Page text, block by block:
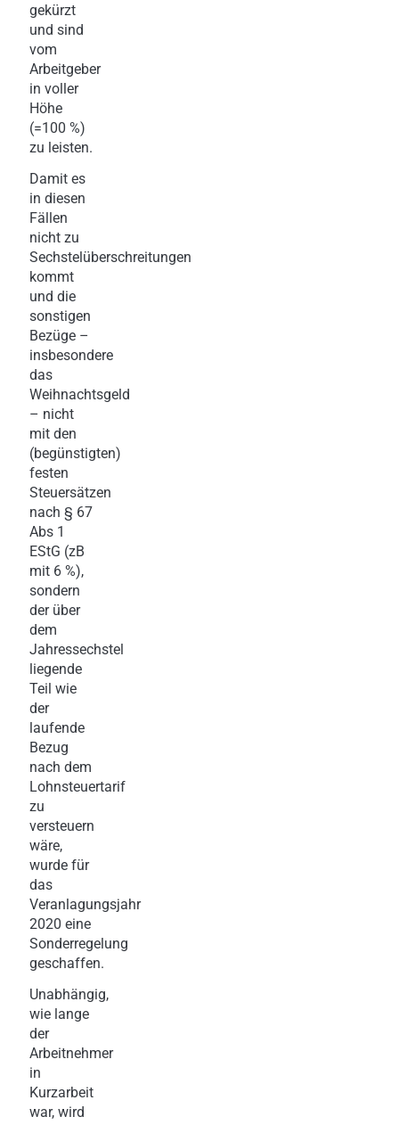
gekürzt
und sind
vom
Arbeitgeber
in voller
Höhe
(=100 %)
zu leisten.
Damit es
in diesen
Fällen
nicht zu
Sechstelüberschreitungen
kommt
und die
sonstigen
Bezüge –
insbesondere
das
Weihnachtsgeld
– nicht
mit den
(begünstigten)
festen
Steuersätzen
nach § 67
Abs 1
EStG (zB
mit 6 %),
sondern
der über
dem
Jahressechstel
liegende
Teil wie
der
laufende
Bezug
nach dem
Lohnsteuertarif
zu
versteuern
wäre,
wurde für
das
Veranlagungsjahr
2020 eine
Sonderregelung
geschaffen.
Unabhängig,
wie lange
der
Arbeitnehmer
in
Kurzarbeit
war, wird